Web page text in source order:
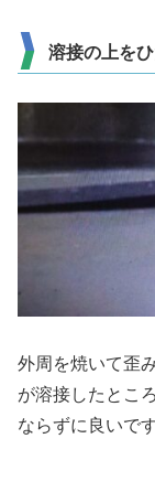
溶接の上を
外周を焼いて歪
が溶接したとこ
ならずに良いです